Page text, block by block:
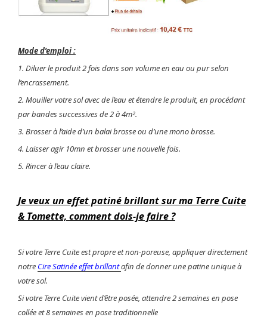
Mode d’emploi :
1. Diluer le produit 2 fois dans son volume en eau ou pur selon
l’encrassement.
2. Mouiller votre sol avec de l’eau et étendre le produit, en procédant
par bandes successives de 2 à 4m².
3. Brosser à l’aide d’un balai brosse ou d’une mono brosse.
4. Laisser agir 10mn et brosser une nouvelle fois.
5. Rincer à l’eau claire.
Je veux un effet patiné brillant sur ma Terre Cuite
& Tomette, comment dois-je faire ?
Si votre Terre Cuite est propre et non-poreuse, appliquer directement
notre Cire Satinée effet brillantafin de donner une patine unique à
votre sol.
Si votre Terre Cuite vient d’être posée, attendre 2 semaines en pose
collée et 8 semaines en pose traditionnelle